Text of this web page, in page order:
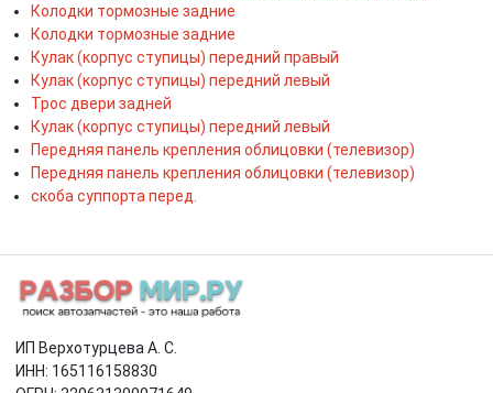
Колодки тормозные задние
Колодки тормозные задние
Кулак (корпус ступицы) передний правый
Кулак (корпус ступицы) передний левый
Трос двери задней
Кулак (корпус ступицы) передний левый
Передняя панель крепления облицовки (телевизор)
Передняя панель крепления облицовки (телевизор)
скоба суппорта перед.
ИП Верхотурцева А. С.
ИНН: 165116158830